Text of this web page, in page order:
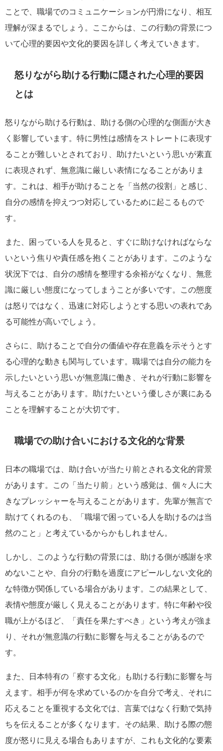
ことで、職場でのコミュニケーションが円滑になり、相互
理解が深まるでしょう。ここからは、この行動の背景につ
いて心理的要因や文化的要因を詳しく考えていきます。
怒りながら助ける行動に隠された心理的要因
とは
怒りながら助ける行動は、助ける側の心理的な側面が大き
く影響しています。特に男性は感情をストレートに表現す
ることが難しいとされており、助けたいという思いが素直
に表現されず、無意識に厳しい表情になることがありま
す。これは、相手が助けることを「当然の役割」と感じ、
自分の感情を抑えつつ対応しているために起こるもので
す。
また、困っている人を見ると、すぐに助けなければならな
いという焦りや責任感を抱くことがあります。このような
状況下では、自分の感情を整理する余裕がなくなり、無意
識に厳しい態度になってしまうことが多いです。この態度
は怒りではなく、迅速に対応しようとする思いの表れであ
る可能性が高いでしょう。
さらに、助けることで自分の価値や存在意義を示そうとす
る心理的な動きも関与しています。職場では自分の能力を
示したいという思いが無意識に働き、それが行動に影響を
与えることがあります。助けたいという優しさが裏にある
ことを理解することが大切です。
職場での助け合いにおける文化的な背景
日本の職場では、助け合いが当たり前とされる文化的背景
があります。この「当たり前」という感覚は、個々人に大
きなプレッシャーを与えることがあります。先輩が無言で
助けてくれるのも、「職場で困っている人を助けるのは当
然のこと」と考えているからかもしれません。
しかし、このような行動の背景には、助ける側が感謝を求
めないことや、自分の行動を過度にアピールしない文化的
な特徴が関係している場合があります。この結果として、
表情や態度が厳しく見えることがあります。特に年齢や役
職が上がるほど、「責任を果たすべき」という考えが強ま
り、それが無意識の行動に影響を与えることがあるので
す。
また、日本特有の「察する文化」も助ける行動に影響を与
えます。相手が何を求めているのかを自分で考え、それに
応えることを重視する文化では、言葉ではなく行動で気持
ちを伝えることが多くなります。その結果、助ける際の態
度が怒りに見える場合もありますが、これも文化的な要素